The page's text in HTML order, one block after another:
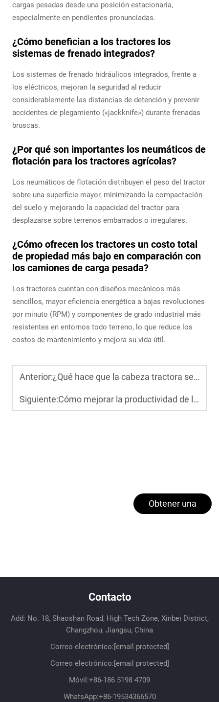
cargas pesadas desde una posición estacionaria,
especialmente en pendientes pronunciadas.
¿Cómo benefician a los tractores los
sistemas de frenado integrados?
Los sistemas de frenado hidráulicos integrados, frente a
los eléctricos, mejoran la seguridad al reducir
considerablemente las distancias de detención y prevenir
accidentes de plegamiento («jackknife») durante frenadas
bruscas.
¿Por qué son importantes los neumáticos de
flotación para los tractores agrícolas?
Los neumáticos de flotación distribuyen el peso del tractor
sobre una superficie mayor, minimizando la compactación
del suelo y mejorando la capacidad del tractor para
desplazarse sobre terrenos embarrados o irregulares.
¿Cómo ofrecen los tractores un costo total
de propiedad más bajo en comparación con
los camiones de carga pesada?
Los tractores cuentan con diseños mecánicos más
sencillos, mayor eficiencia energética a bajas revoluciones
por minuto (RPM) y componentes de grado industrial más
resistentes en entornos todo terreno, lo que reduce los
costos de mantenimiento y mejora su vida útil.
Anterior:¿Qué hace que la cabeza tractora sea un componente clave en el transporte pesado?
Siguiente:Cómo mejorar la productividad de la flota con el camión adecuado para flota
Obtener una
Contacto
Add: No. 18, Shaoshan Road, High Tech Zone, Xinbei District,
Changzhou, Jiangsu, China
Correo electrónico:[email protected]
Correo electrónico:[email protected]
Móvil:+86-186 5198 4709
WhatsApp:+86-19534366570